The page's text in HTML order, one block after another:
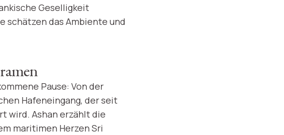
Geselligkeit
schätzen das Ambiente und
Pause: Von der
Hafeneingang, der seit
wird. Ashan erzählt die
maritimen Herzen Sri